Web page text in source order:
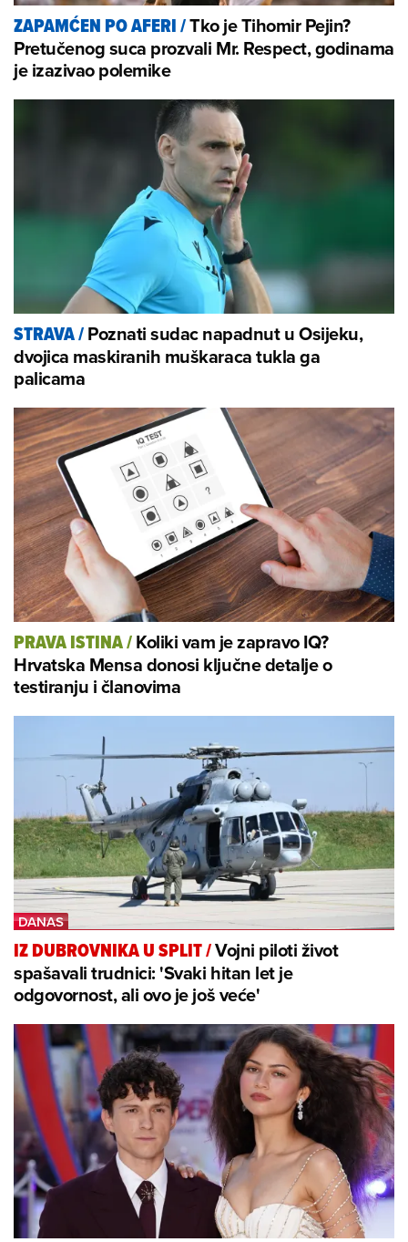
ZAPAMĆEN PO AFERI/Tko je Tihomir Pejin?
Pretučenog suca prozvali Mr. Respect, godinama
je izazivao polemike
STRAVA/Poznati sudac napadnut u Osijeku,
dvojica maskiranih muškaraca tukla ga
palicama
PRAVA ISTINA/Koliki vam je zapravo IQ?
Hrvatska Mensa donosi ključne detalje o
testiranju i članovima
IZ DUBROVNIKA U SPLIT/Vojni piloti život
spašavali trudnici: 'Svaki hitan let je
odgovornost, ali ovo je još veće'